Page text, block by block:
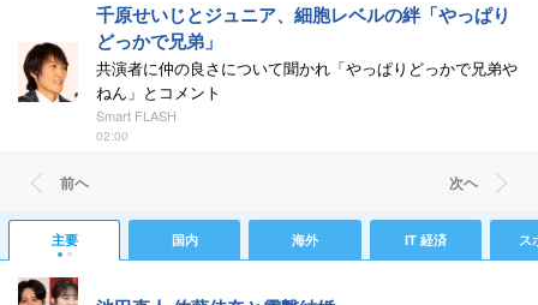
千原せいじとジュニア、細胞レベルの絆「やっぱり
どっかで兄弟」
共演者に仲の良さについて聞かれ「やっぱりどっかで兄弟や
ねん」とコメント
Smart FLASH
02:00
前ヘ 次ヘ
主要 国内 海外 IT 経済 ス